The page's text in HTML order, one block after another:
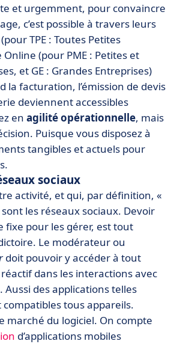
et urgemment, pour convaincre
c’est possible à travers leurs
TPE : Toutes Petites
Online (pour PME : Petites et
et GE : Grandes Entreprises)
la facturation, l’émission de devis
deviennent accessibles
en agilité opérationnelle, mais
Puisque vous disposez à
tangibles et actuels pour
sociaux
activité, et qui, par définition, «
les réseaux sociaux. Devoir
fixe pour les gérer, est tout
Le modérateur ou
doit pouvoir y accéder à tout
dans les interactions avec
des applications telles
compatibles tous appareils.
marché du logiciel. On compte
d’applications mobiles